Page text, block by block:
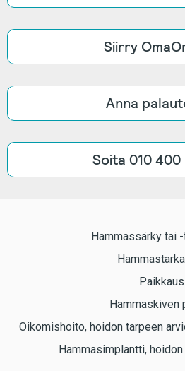
Siirry
Anna
Soita 010
Hammassärky tai
Paikkaus
Hammaskiven
Oikomishoito, hoidon tarpeen
Hammasimplantti,